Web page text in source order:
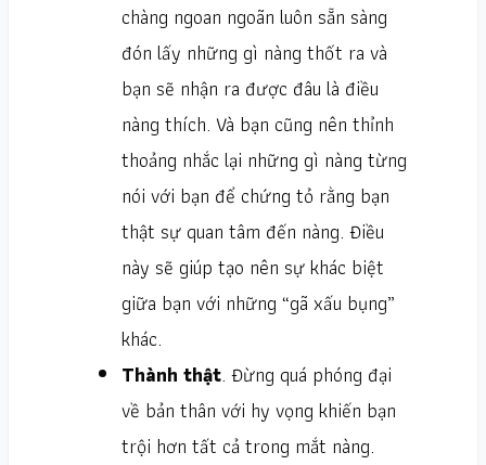
chàng ngoan ngoãn luôn sẵn sàng
đón lấy những gì nàng thốt ra và
bạn sẽ nhận ra được đâu là điều
nàng thích. Và bạn cũng nên thỉnh
thoảng nhắc lại những gì nàng từng
nói với bạn để chứng tỏ rằng bạn
thật sự quan tâm đến nàng. Điều
này sẽ giúp tạo nên sự khác biệt
giữa bạn với những “gã xấu bụng”
khác.
Thành thật. Đừng quá phóng đại
về bản thân với hy vọng khiến bạn
trội hơn tất cả trong mắt nàng.